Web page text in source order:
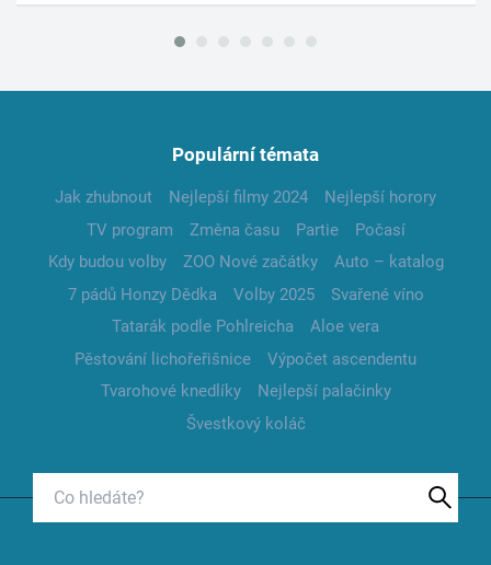
Populární témata
Jak zhubnout Nejlepší filmy 2024
Nejlepší horory
TV program
Změna času Partie
Počasí
Kdy budou volby
ZOO Nové začátky
Auto – katalog
7 pádů Honzy Dědka
Volby 2025
Svařené víno
Tatarák podle Pohlreicha
Aloe vera
Pěstování lichořeřišnice
Výpočet ascendentu
Tvarohové knedlíky
Nejlepší palačinky
Švestkový koláč